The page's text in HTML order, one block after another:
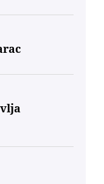
odvojena od
je trovala društvo